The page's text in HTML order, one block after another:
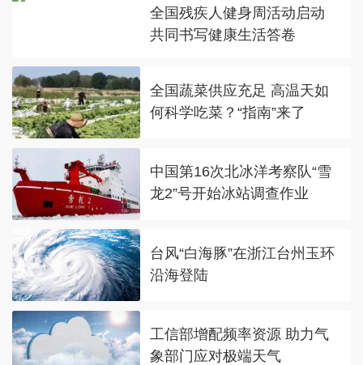
全国残疾人健身周活动启动
共同书写健康生活答卷
全国蔬菜供应充足 高温天如
何科学吃菜？“指南”来了
中国第16次北冰洋考察队“雪
龙2”号开始冰站调查作业
台风“白海豚”在浙江台州玉环
沿海登陆
工信部增配频率资源 助力气
象部门应对极端天气